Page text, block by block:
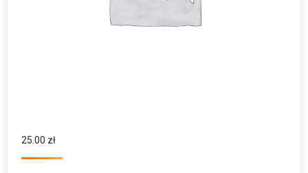
25.00 zł